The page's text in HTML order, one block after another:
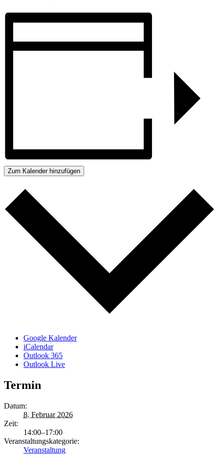
Zum Kalender hinzufügen
Google Kalender
iCalendar
Outlook 365
Outlook Live
Termin
Datum:
8. Februar 2026
Zeit:
14:00–17:00
Veranstaltungskategorie:
Veranstaltung